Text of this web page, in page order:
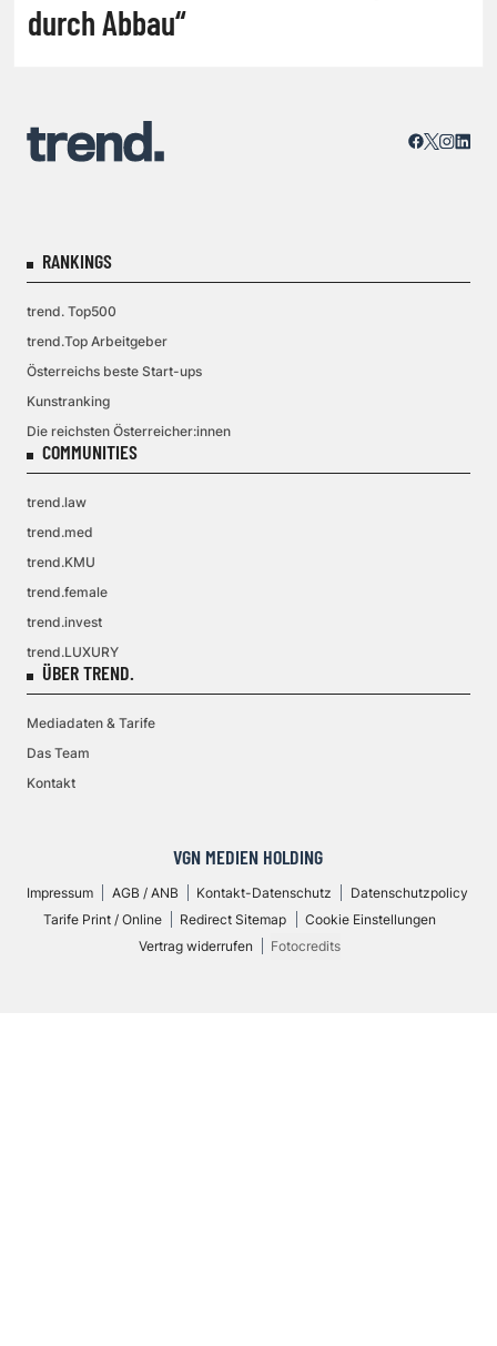
durch Abbau“
RANKINGS
trend. Top500
trend.Top Arbeitgeber
Österreichs beste Start-ups
Kunstranking
Die reichsten Österreicher:innen
COMMUNITIES
trend.law
trend.med
trend.KMU
trend.female
trend.invest
trend.LUXURY
ÜBER TREND.
Mediadaten & Tarife
Das Team
Kontakt
VGN MEDIEN HOLDING
Impressum AGB / ANB Kontakt-Datenschutz
Datenschutzpolicy
Tarife Print / Online
Redirect Sitemap
Cookie Einstellungen
Vertrag widerrufen
Fotocredits